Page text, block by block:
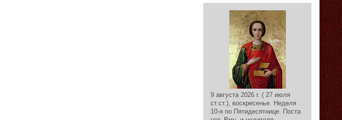
9 августа 2026 г. ( 27 июля
ст.ст.), воскресенье. Неделя
10-я по Пятидесятнице. Поста